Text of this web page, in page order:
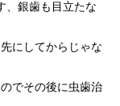
、銀歯も目立たな
にしてからじゃな
でその後に虫歯治